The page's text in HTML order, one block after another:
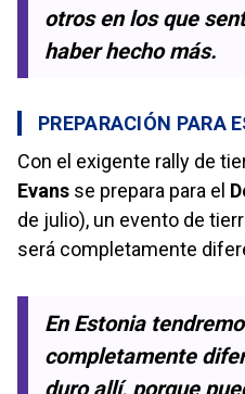
otros en los que
haber hecho más.
PREPARACIÓN PARA
Con el exigente rally de
Evans se prepara para el
de julio), un evento de
será completamente
En Estonia
completamente
duro allí, porque